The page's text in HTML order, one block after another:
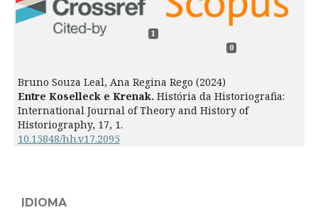
1
0
Bruno Souza Leal, Ana Regina Rego (2024)
Entre Koselleck e Krenak. História da Historiografia:
International Journal of Theory and History of
Historiography, 17, 1.
10.15848/hh.v17.2095
IDIOMA